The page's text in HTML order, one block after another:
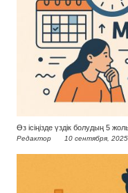
Өз ісіңізде үздік болудың 5
Редактор 10 сентября, 2025